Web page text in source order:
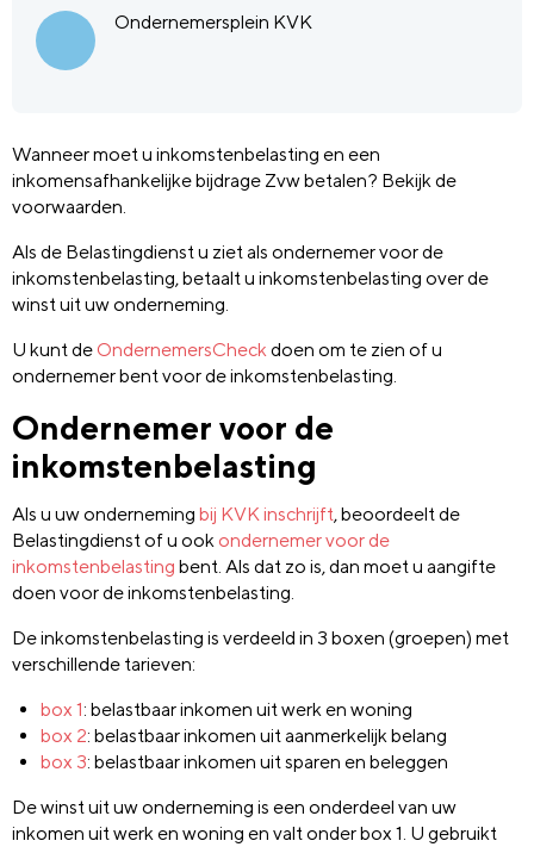
Ondernemersplein KVK
Wanneer moet u inkomstenbelasting en een
inkomensafhankelijke bijdrage Zvw betalen? Bekijk de
voorwaarden.
Als de Belastingdienst u ziet als ondernemer voor de
inkomstenbelasting, betaalt u inkomstenbelasting over de
winst uit uw onderneming.
U kunt de OndernemersCheckdoen om te zien of u
ondernemer bent voor de inkomstenbelasting.
Ondernemer voor de
inkomstenbelasting
Als u uw onderneming bij KVK inschrijft, beoordeelt de
Belastingdienst of u ook ondernemer voor de
inkomstenbelasting bent. Als dat zo is, dan moet u aangifte
doen voor de inkomstenbelasting.
De inkomstenbelasting is verdeeld in 3 boxen (groepen) met
verschillende tarieven:
box 1: belastbaar inkomen uit werk en woning
box 2: belastbaar inkomen uit aanmerkelijk belang
box 3: belastbaar inkomen uit sparen en beleggen
De winst uit uw onderneming is een onderdeel van uw
inkomen uit werk en woning en valt onder box 1. U gebruikt